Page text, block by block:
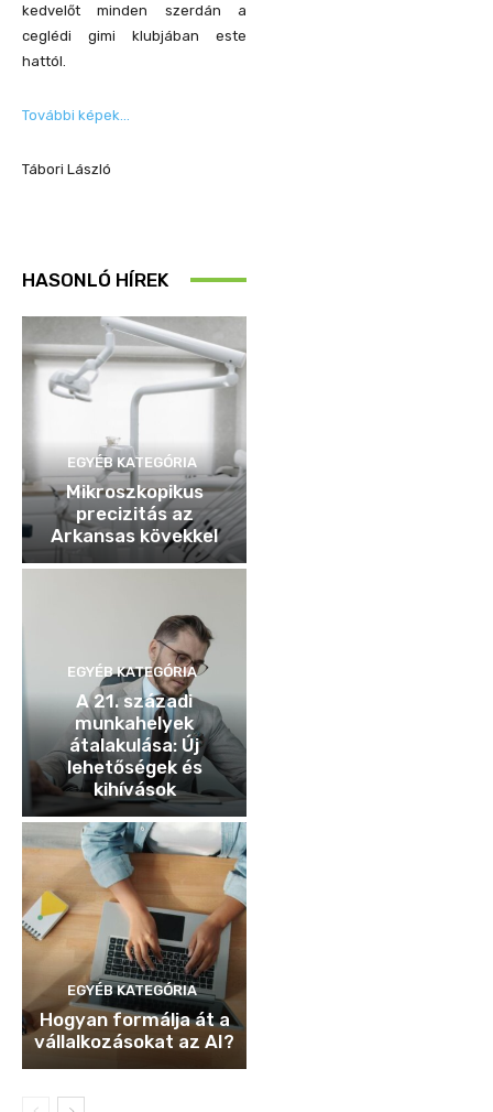
kedvelőt minden szerdán a
ceglédi gimi klubjában este
hattól.
További képek…
Tábori László
HASONLÓ HÍREK
EGYÉB KATEGÓRIA
Mikroszkopikus
precizitás az
Arkansas kövekkel
EGYÉB KATEGÓRIA
A 21. századi
munkahelyek
átalakulása: Új
lehetőségek és
kihívások
EGYÉB KATEGÓRIA
Hogyan formálja át a
vállalkozásokat az AI?